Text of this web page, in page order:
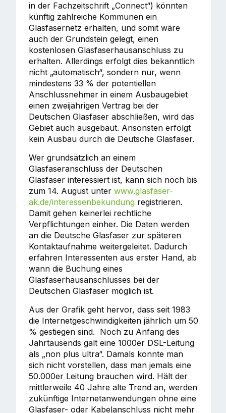
in der Fachzeitschrift „Connect“) könnten
künftig zahlreiche Kommunen ein
Glasfasernetz erhalten, und somit wäre
auch der Grundstein gelegt, einen
kostenlosen Glasfaserhausanschluss zu
erhalten. Allerdings erfolgt dies bekanntlich
nicht „automatisch“, sondern nur, wenn
mindestens 33 % der potentiellen
Anschlussnehmer in einem Ausbaugebiet
einen zweijährigen Vertrag bei der
Deutschen Glasfaser abschließen, wird das
Gebiet auch ausgebaut. Ansonsten erfolgt
kein Ausbau durch die Deutsche Glasfaser.
Wer grundsätzlich an einem
Glasfaseranschluss der Deutschen
Glasfaser interessiert ist, kann sich noch bis
zum 14. August unter www.glasfaser-
ak.de/interessenbekundung registrieren.
Damit gehen keinerlei rechtliche
Verpflichtungen einher. Die Daten werden
an die Deutsche Glasfaser zur späteren
Kontaktaufnahme weitergeleitet. Dadurch
erfahren Interessenten aus erster Hand, ab
wann die Buchung eines
Glasfaserhausanschlusses bei der
Deutschen Glasfaser möglich ist.
Aus der Grafik geht hervor, dass seit 1983
die Internetgeschwindigkeiten jährlich um 50
% gestiegen sind. Noch zu Anfang des
Jahrtausends galt eine 1000er DSL-Leitung
als „non plus ultra“. Damals konnte man
sich nicht vorstellen, dass man jemals eine
50.000er Leitung brauchen wird. Hält der
mittlerweile 40 Jahre alte Trend an, werden
zukünftige Internetanwendungen ohne eine
Glasfaser- oder Kabelanschluss nicht mehr